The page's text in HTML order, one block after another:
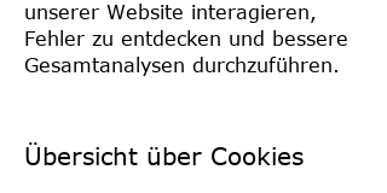
unserer Website interagieren,
Fehler zu entdecken und bessere
Gesamtanalysen durchzuführen.
Übersicht über Cookies